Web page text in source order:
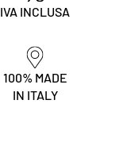
IVA INCLUSA
100% MADE
IN ITALY